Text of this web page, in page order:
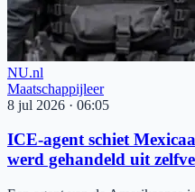
NU.nl
Maatschappijleer
8 jul 2026 · 06:05
ICE-agent schiet
werd gehandeld uit